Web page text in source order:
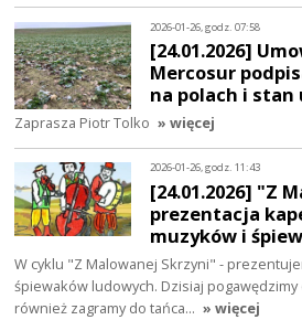
2026-01-26, godz. 07:58
[24.01.2026]
Mercosur
na polach i stan
Zaprasza Piotr Tolko » więcej
2026-01-26, godz. 11:43
[24.01.2026] "Z
prezentacja
muzyków i
W cyklu "Z Malowanej Skrzyni" -
śpiewaków ludowych. Dzisiaj
również zagramy do tańca… » więcej